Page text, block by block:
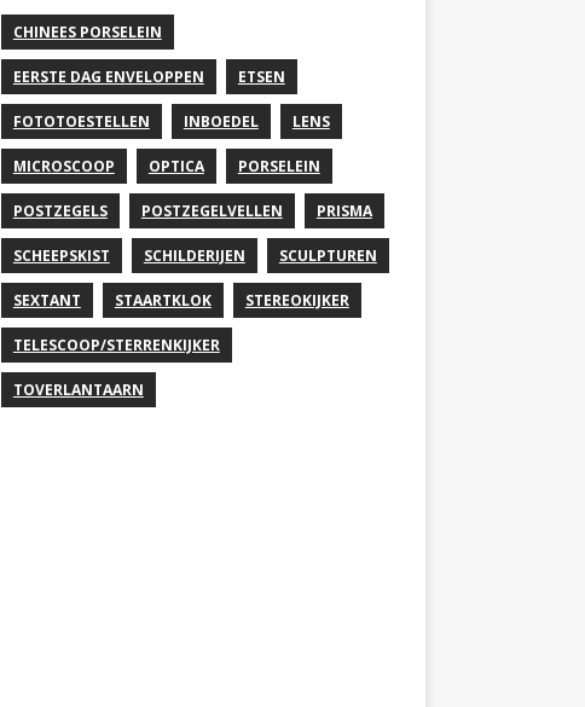
CHINEES PORSELEIN
EERSTE DAG ENVELOPPEN ETSEN
FOTOTOESTELLEN INBOEDEL LENS
MICROSCOOP OPTICA PORSELEIN
POSTZEGELS POSTZEGELVELLEN PRISMA
SCHEEPSKIST SCHILDERIJEN SCULPTUREN
SEXTANT STAARTKLOK STEREOKIJKER
TELESCOOP/STERRENKIJKER
TOVERLANTAARN